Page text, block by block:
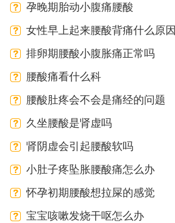
孕晚期胎动小腹痛腰酸
女性早上起来腰酸背痛什么原因
排卵期腰酸小腹胀痛正常吗
腰酸痛看什么科
腰酸肚疼会不会是痛经的问题
久坐腰酸是肾虚吗
肾阴虚会引起腰酸软吗
小肚子疼坠胀腰酸痛怎么办
怀孕初期腰酸想拉屎的感觉
宝宝咳嗽发烧干呕怎么办